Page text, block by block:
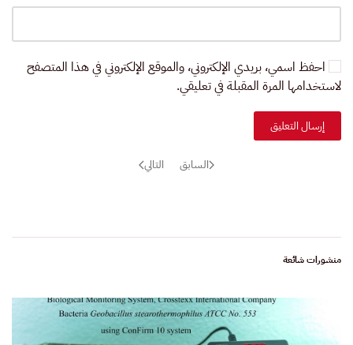
احفظ اسمي، بريدي الإلكتروني، والموقع الإلكتروني في هذا المتصفح
لاستخدامها المرة المقبلة في تعليقي.
إرسال التعليق
السابق التالي
منشورات شائعة